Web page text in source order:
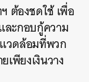
ต้องชดใช้ เพื่อ
ละกอบกู้ความ
วดล้อมที่พวก
พียงเงินวาง